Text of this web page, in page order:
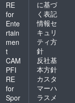
RE
for
Ente
rtain
men
t
CAM
PFI
RE
for
Spor
に基づ
く表記
情報セ
キュリ
ティ方
針
反社基
本方針
カスタ
マーハ
ラスメ